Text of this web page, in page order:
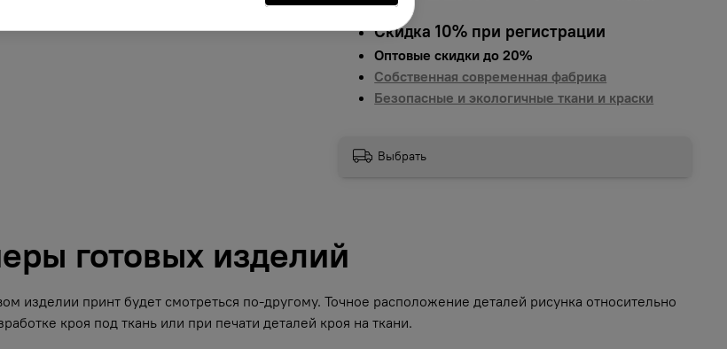
Скидка 10% при регистрации
Оптовые скидки до 20%
Собственная современная фабрика
Безопасные и экологичные ткани и краски
Выбрать
готовых изделий
изделии принт будет смотреться по-другому. Точное расположение деталей рисунка относительно
кроя под ткань или при печати деталей кроя на ткани.